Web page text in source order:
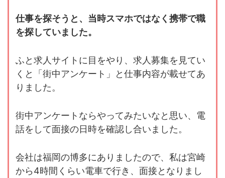
仕事を探そうと、当時スマホではなく携帯で職
を探していました。
ふと求人サイトに目をやり、求人募集を見てい
くと「街中アンケート」と仕事内容が載せてあ
りました。
街中アンケートならやってみたいなと思い、電
話をして面接の日時を確認し合いました。
会社は福岡の博多にありましたので、私は宮崎
から4時間くらい電車で行き、面接となりまし